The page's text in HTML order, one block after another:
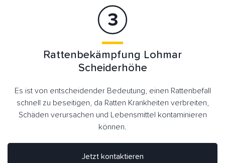
Rattenbekämpfung Lohmar
Scheiderhöhe
Es ist von entscheidender Bedeutung, einen Rattenbefall
schnell zu beseitigen, da Ratten Krankheiten verbreiten,
Schäden verursachen und Lebensmittel kontaminieren
können.
Jetzt kontaktieren